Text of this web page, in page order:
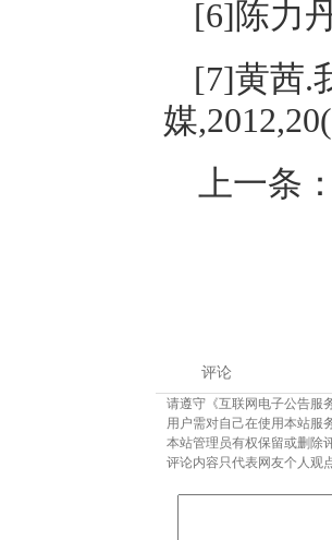
[6]陈力
[7]黄茜.
媒
上一条
评论
请遵守《互联网电子公告服
用户需对自己在使用本站服
本站管理员有权保留或删除
评论内容只代表网友个人观